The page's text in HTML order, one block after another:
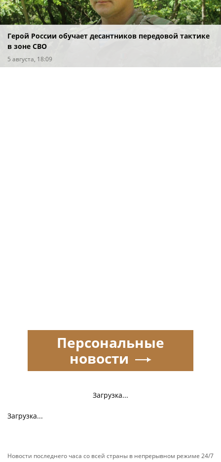
Герой России обучает десантников передовой тактике
в зоне СВО
5 августа, 18:09
Загрузка...
Загрузка...
Персональные
новости
Новости последнего часа со всей страны в непрерывном режиме 24/7